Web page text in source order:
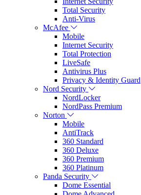
Total Security
Anti-Virus
McAfee
Mobile
Internet Security
Total Protection
LiveSafe
Antivirus Plus
Privacy & Identity Guard
Nord Security
NordLocker
NordPass Premium
Norton
Mobile
AntiTrack
360 Standard
360 Deluxe
360 Premium
360 Platinum
Panda Security
Dome Essential